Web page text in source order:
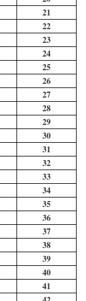
21
22
23
24
25
26
27
28
29
30
31
32
33
34
35
36
37
38
39
40
41